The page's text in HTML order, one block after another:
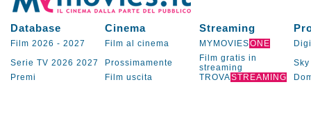
Database Cinema Streaming
Film 2026 - 2027 Film al cinema MYMOVIESONE
Serie TV 2026 2027 Prossimamente
Film gratis in
streaming
Sky
Premi
Film uscita TROVASTREAMING